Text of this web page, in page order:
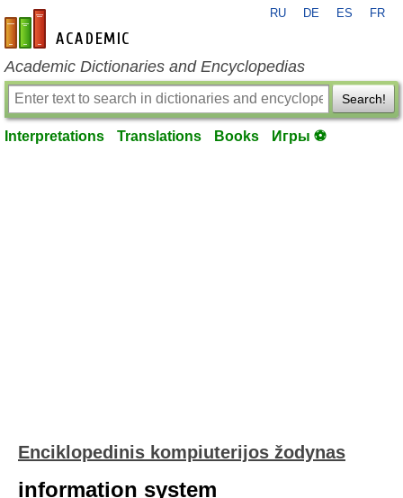
en-academic.com
RU DE ES FR
Academic Dictionaries and Encyclopedias
Search!
Interpretations Translations Books Игры ⚽
Enciklopedinis kompiuterijos žodynas
information system